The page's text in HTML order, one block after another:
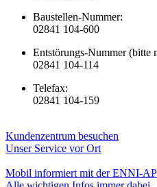
Baustellen-Nummer:
02841 104-600
Entstörungs-Nummer (bitte
02841 104-114
Telefax:
02841 104-159
Kundenzentrum besuchen
Unser Service vor Ort
Mobil informiert mit der ENNI-